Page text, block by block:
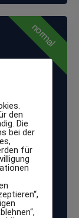
normal
geringe
den
Die
bei der
für